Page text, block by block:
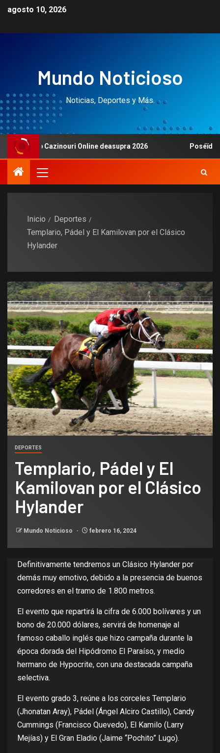
agosto 10, 2026
Mundo Noticioso
Noticias, Deportes y Más.
prep Cazinouri Online deasupra 2026 Poséïdo Avis
Inicio
Deportes
Templario, Pádel y El Kamilovan por el Clásico
Hylander
DEPORTES
Templario, Pádel y El
Kamilovan por el Clásico
Hylander
Mundo Noticioso febrero 16, 2024
Definitivamente tendremos un Clásico Hylander por
demás muy emotivo, debido a la presencia de buenos
corredores en el tramo de 1.800 metros.
El evento que repartirá la cifra de 6.000 bolívares y un
bono de 20.000 dólares, servirá de homenaje al
famoso caballo inglés que hizo campaña durante la
época dorada del Hipódromo El Paraíso, y medio
hermano de Hypocrite, con una destacada campaña
selectiva.
El evento grado 3, reúne a los corceles Templario
(Jhonatan Aray), Pádel (Ángel Alciro Castillo), Candy
Cummings (Francisco Quevedo), El Kamilo (Larry
Mejías) y El Gran Eladio (Jaime “Pochito” Lugo).